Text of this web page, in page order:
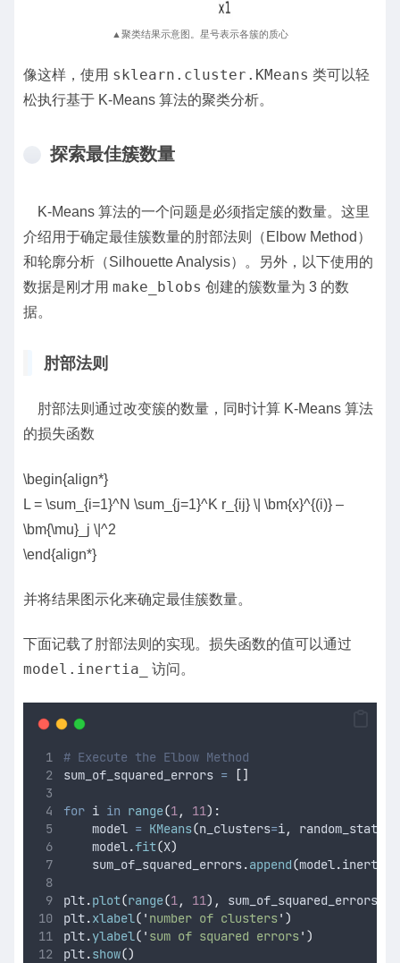
▲聚类结果示意图。星号表示各簇的质心
像这样，使用 sklearn.cluster.KMeans 类可以轻
松执行基于 K-Means 算法的聚类分析。
探索最佳簇数量
K-Means 算法的一个问题是必须指定簇的数量。这里
介绍用于确定最佳簇数量的肘部法则（Elbow Method）
和轮廓分析（Silhouette Analysis）。另外，以下使用的
数据是刚才用 make_blobs 创建的簇数量为 3 的数
据。
肘部法则
肘部法则通过改变簇的数量，同时计算 K-Means 算法
的损失函数
\begin{align*}
L = \sum_{i=1}^N \sum_{j=1}^K r_{ij} \| \bm{x}^{(i)} –
\bm{\mu}_j \|^2
\end{align*}
并将结果图示化来确定最佳簇数量。
下面记载了肘部法则的实现。损失函数的值可以通过
model.inertia_ 访问。
# Execute the Elbow Method
sum_of_squared_errors = []
for i in range(1, 11):
    model
= KMeans(n_clusters=i, random_state
    model
.fit(X)
    sum_of_squared_errors
.append(model.inertia_
plt.plot(range(1, 11), sum_of_squared_errors
plt.xlabel( ' number of clusters' )
plt.ylabel( ' sum of squared errors' )
plt.show()